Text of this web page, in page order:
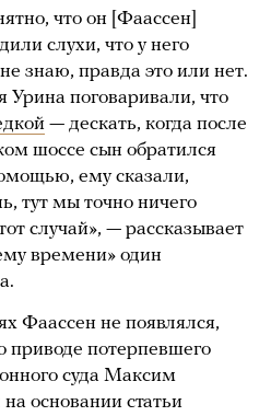
что он [Фаассен]
слухи, что у него
знаю, правда это или нет.
поговаривали, что
— дескать, когда после
шоссе сын обратился
ему сказали,
тут мы точно ничего
случай», — рассказывает
времени» один
Фаассен не появлялся,
приводе потерпевшего
суда Максим
основании статьи